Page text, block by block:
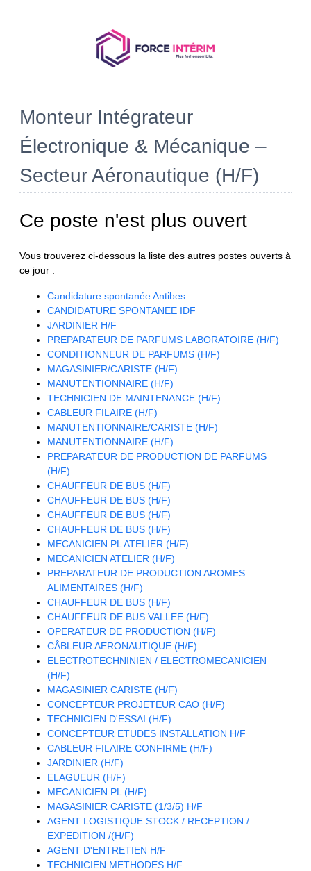
Monteur Intégrateur
Électronique & Mécanique –
Secteur Aéronautique (H/F)
Ce poste n'est plus ouvert
Vous trouverez ci-dessous la liste des autres postes ouverts à
ce jour :
Candidature spontanée Antibes
CANDIDATURE SPONTANEE IDF
JARDINIER H/F
PREPARATEUR DE PARFUMS LABORATOIRE (H/F)
CONDITIONNEUR DE PARFUMS (H/F)
MAGASINIER/CARISTE (H/F)
MANUTENTIONNAIRE (H/F)
TECHNICIEN DE MAINTENANCE (H/F)
CABLEUR FILAIRE (H/F)
MANUTENTIONNAIRE/CARISTE (H/F)
MANUTENTIONNAIRE (H/F)
PREPARATEUR DE PRODUCTION DE PARFUMS
(H/F)
CHAUFFEUR DE BUS (H/F)
CHAUFFEUR DE BUS (H/F)
CHAUFFEUR DE BUS (H/F)
CHAUFFEUR DE BUS (H/F)
MECANICIEN PL ATELIER (H/F)
MECANICIEN ATELIER (H/F)
PREPARATEUR DE PRODUCTION AROMES
ALIMENTAIRES (H/F)
CHAUFFEUR DE BUS (H/F)
CHAUFFEUR DE BUS VALLEE (H/F)
OPERATEUR DE PRODUCTION (H/F)
CÂBLEUR AERONAUTIQUE (H/F)
ELECTROTECHNINIEN / ELECTROMECANICIEN
(H/F)
MAGASINIER CARISTE (H/F)
CONCEPTEUR PROJETEUR CAO (H/F)
TECHNICIEN D'ESSAI (H/F)
CONCEPTEUR ETUDES INSTALLATION H/F
CABLEUR FILAIRE CONFIRME (H/F)
JARDINIER (H/F)
ELAGUEUR (H/F)
MECANICIEN PL (H/F)
MAGASINIER CARISTE (1/3/5) H/F
AGENT LOGISTIQUE STOCK / RECEPTION /
EXPEDITION /(H/F)
AGENT D'ENTRETIEN H/F
TECHNICIEN METHODES H/F